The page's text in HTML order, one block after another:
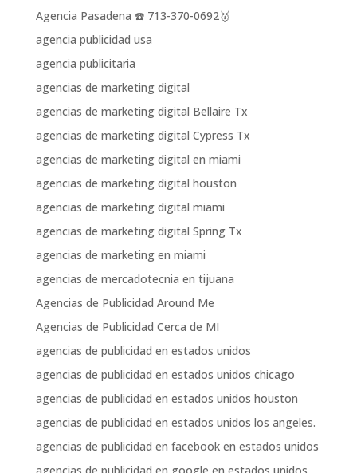
Agencia Pasadena ☎️ 713-370-0692🥇
agencia publicidad usa
agencia publicitaria
agencias de marketing digital
agencias de marketing digital Bellaire Tx
agencias de marketing digital Cypress Tx
agencias de marketing digital en miami
agencias de marketing digital houston
agencias de marketing digital miami
agencias de marketing digital Spring Tx
agencias de marketing en miami
agencias de mercadotecnia en tijuana
Agencias de Publicidad Around Me
Agencias de Publicidad Cerca de MI
agencias de publicidad en estados unidos
agencias de publicidad en estados unidos chicago
agencias de publicidad en estados unidos houston
agencias de publicidad en estados unidos los angeles.
agencias de publicidad en facebook en estados unidos
agencias de publicidad en google en estados unidos